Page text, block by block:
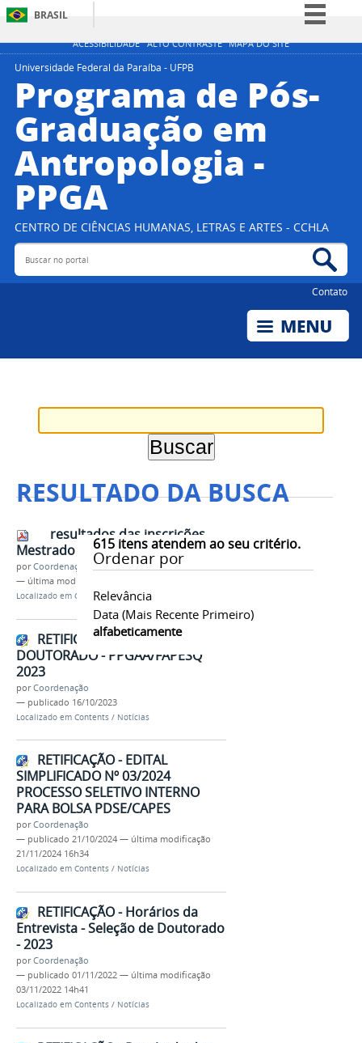
ACESSIBILIDADE ALTO CONTRASTE MAPA DO SITE
BRASIL
Simplifique!
Participe
Legislação
Canais
Universidade Federal da Paraíba - UFPB
Programa de Pós-
Graduação em
Antropologia -
PPGA
CENTRO DE CIÊNCIAS HUMANAS, LETRAS E ARTES - CCHLA
Buscar no portal
Contato
RESULTADO DA BUSCA
615itens atendem ao seu critério.
Ordenar por
Relevância
Data (mais Recente Primeiro)
alfabeticamente
resultados das inscrições
Mestrado 3
porCoordenação
— última modificação
Localizado em Contents /Documentos
RETIFICAÇÃO - EDITAL - PÓS-
DOUTORADO - PPGAA/FAPESQ
2023
porCoordenação
— publicado 16/10/2023
Localizado em Contents / Notícias
RETIFICAÇÃO - EDITAL
SIMPLIFICADO Nº 03/2024
PROCESSO SELETIVO INTERNO
PARA BOLSA PDSE/CAPES
porCoordenação
— publicado 21/10/2024 — última modificação
21/11/2024 16h34
Localizado em Contents / Notícias
RETIFICAÇÃO - Horários da
Entrevista - Seleção de Doutorado
- 2023
porCoordenação
— publicado 01/11/2022 — última modificação
03/11/2022 14h41
Localizado em Contents / Notícias